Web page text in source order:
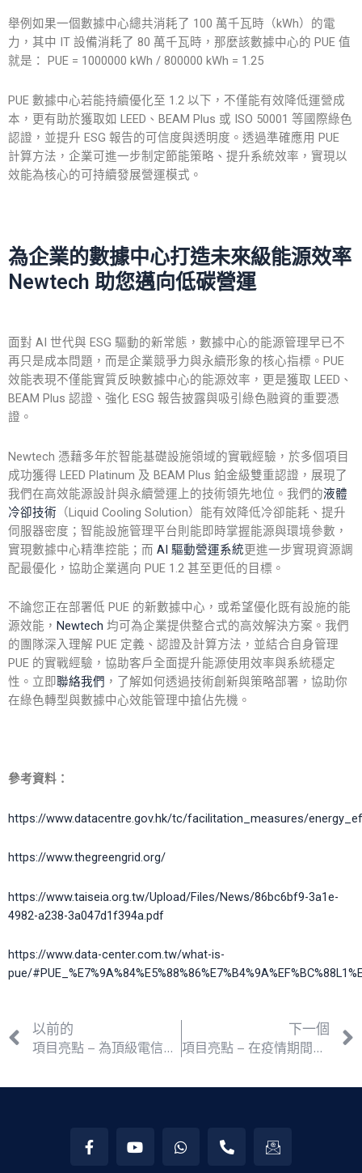
舉例如果一個數據中心總共消耗了 100 萬千瓦時（kWh）的電
力，其中 IT 設備消耗了 80 萬千瓦時，那麼該數據中心的 PUE 值
就是： PUE = 1000000 kWh / 800000 kWh = 1.25
PUE 數據中心若能持續優化至 1.2 以下，不僅能有效降低運營成
本，更有助於獲取如 LEED、BEAM Plus 或 ISO 50001 等國際綠色
認證，並提升 ESG 報告的可信度與透明度。透過準確應用 PUE
計算方法，企業可進一步制定節能策略、提升系統效率，實現以
效能為核心的可持續發展營運模式。
為企業的數據中心打造未來級能源效率
Newtech 助您邁向低碳營運
面對 AI 世代與 ESG 驅動的新常態，數據中心的能源管理早已不
再只是成本問題，而是企業競爭力與永續形象的核心指標。PUE
效能表現不僅能實質反映數據中心的能源效率，更是獲取 LEED、
BEAM Plus 認證、強化 ESG 報告披露與吸引綠色融資的重要憑
證。
Newtech 憑藉多年於智能基礎設施領域的實戰經驗，於多個項目
成功獲得 LEED Platinum 及 BEAM Plus 鉑金級雙重認證，展現了
我們在高效能源設計與永續營運上的技術領先地位。我們的液體
冷卻技術 （Liquid Cooling Solution）能有效降低冷卻能耗、提升
伺服器密度；智能設施管理平台則能即時掌握能源與環境參數，
實現數據中心精準控能；而 AI 驅動營運系統更進一步實現資源調
配最優化，協助企業邁向 PUE 1.2 甚至更低的目標。
不論您正在部署低 PUE 的新數據中心，或希望優化既有設施的能
源效能， Newtech 均可為企業提供整合式的高效解決方案。我們
的團隊深入理解 PUE 定義 、 認證及計算方法 ，並結合自身管理
PUE 的實戰經驗，協助客戶全面提升能源使用效率與系統穩定
性。立即聯絡我們 ，了解如何透過技術創新與策略部署，協助你
在綠色轉型與數據中心效能管理中搶佔先機。
參考資料：
https://www.datacentre.gov.hk/tc/facilitation_measures/
https://www.thegreengrid.org/
https://www.taiseia.org.tw/Upload/Files/News/86bc6bf9-3a1e-
4982-a238-3a047d1f394a.pdf
https://www.data-center.com.tw/what-is-
pue/
以前的
項目亮點 – 為頂級電信服務商提供數據中心解決方案
下一個
項目亮點 – 在疫情期間為跨國科技巨頭進行遙距數據中心監測